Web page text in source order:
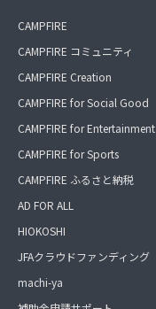
CAMPFIRE
CAMPFIRE コミュニティ
CAMPFIRE Creation
CAMPFIRE for Social Good
CAMPFIRE for Entertainment
CAMPFIRE for Sports
CAMPFIRE ふるさと納税
AD FOR ALL
HIOKOSHI
JFAクラウドファンディング
machi-ya